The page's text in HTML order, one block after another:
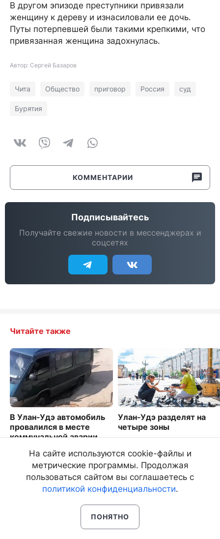
В другом эпизоде преступники привязали
женщину к дереву и изнасиловали ее дочь.
Путы потерпевшей были такими крепкими, что
привязанная женщина задохнулась.
Автор: Сергей Базаров
Чита Общество приговор Россия суд
Бурятия
КОММЕНТАРИИ
Подписывайтесь
Получайте свежие новости в мессенджерах и
соцсетях
Читайте также
В Улан-Удэ автомобиль
провалился в месте
коммунальной аварии
3502
Улан-Удэ разделят на
четыре зоны
На сайте используются cookie-файлы и
метрические программы. Продолжая
пользоваться сайтом вы соглашаетесь с
политикой конфиденциальности.
ПОНЯТНО